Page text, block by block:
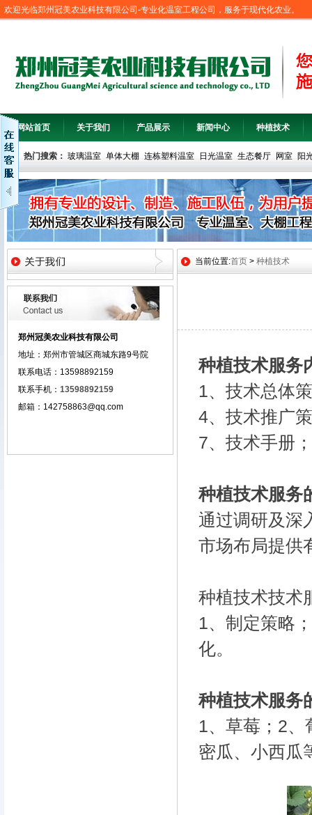
欢迎光临郑州冠美农业科技有限公司-专业化温室工程公司，服务于现代化农业。
网站首页 关于我们 产品展示 新闻中心 种植技术
热门搜索： 玻璃温室 单体大棚 连栋塑料温室 日光温室 生态餐厅 网室 阳
郑州冠美农业科技有限公司
地址： 郑州市管城区商城东路9号院
联系电话：13598892159
联系手机 ： 13598892159
邮箱：142758863@qq.com
当前位置:首页 > 种植技术
种植技术服务
1、技术总体
4、技术推广
7、技术手册
种植技术服务
通过调研及深
市场布局提供
种植技术技术
1、制定策略
化。
种植技术服务
1、草莓；2、
密瓜、小西瓜